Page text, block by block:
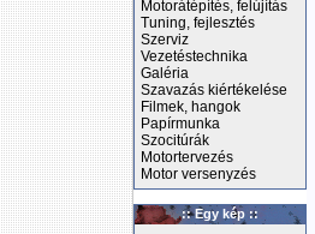
Motorátépítés, felújítás
Tuning, fejlesztés
Szerviz
Vezetéstechnika
Galéria
Szavazás kiértékelése
Filmek, hangok
Papírmunka
Szocitúrák
Motortervezés
Motor versenyzés
:: Egy kép ::